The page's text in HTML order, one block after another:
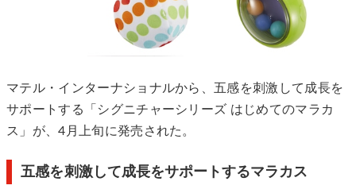
マテル・インターナショナルから、五感を刺激して成長を
サポートする「シグニチャーシリーズ はじめてのマラカ
ス」が、4月上旬に発売された。
五感を刺激して成長をサポートするマラカス